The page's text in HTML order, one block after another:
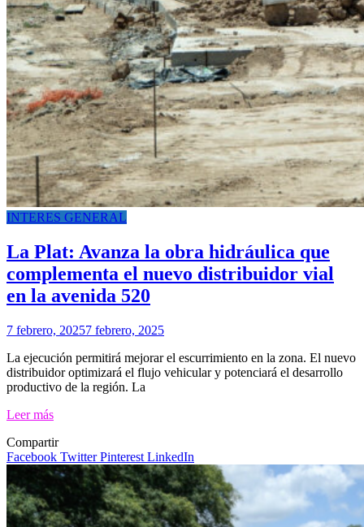
INTERES GENERAL
La Plat: Avanza la obra hidráulica que
complementa el nuevo distribuidor vial
en la avenida 520
7 febrero, 20257 febrero, 2025
La ejecución permitirá mejorar el escurrimiento en la zona. El nuevo
distribuidor optimizará el flujo vehicular y potenciará el desarrollo
productivo de la región. La
Leer más
Compartir
Facebook TwitterPinterest LinkedIn